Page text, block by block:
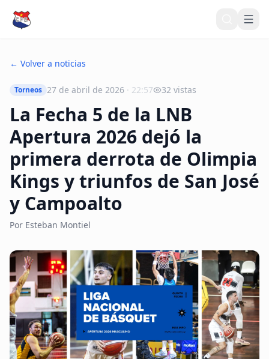
Inicio
COMPETENCIAS
Calendario
Posiciones
Líderes
Estadísticas
Torneos
Histórico
3x3
Institucional
Clubes
Selecciones
← Volver a noticias
Torneos 27 de abril de 2026 · 22:57 32 vistas
La Fecha 5 de la LNB
Apertura 2026 dejó la
primera derrota de Olimpia
Kings y triunfos de San José
y Campoalto
Por Esteban Montiel